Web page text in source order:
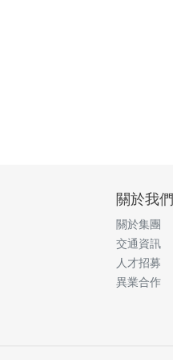
關於我們
關於集團
交通資訊
人才招募
異業合作